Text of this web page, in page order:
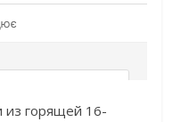
из горящей 16-